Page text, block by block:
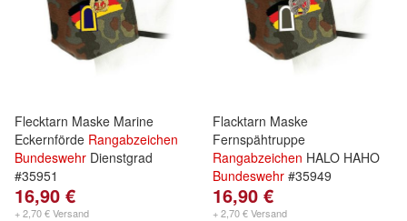
Flecktarn Maske Marine
Eckernförde Rangabzeichen
Bundeswehr Dienstgrad
#35951
16,90 €
+ 2,70 € Versand
Flacktarn Maske
Fernspähtruppe
Rangabzeichen HALO HAHO
Bundeswehr #35949
16,90 €
+ 2,70 € Versand